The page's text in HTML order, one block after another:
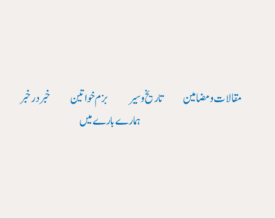
مقالات و مضامین تاریخ وسیر بزم خواتین خبر در خبر
ہمارے بارے میں